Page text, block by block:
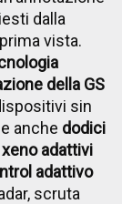
dalla
vista.
della GS
sin
anche dodici
adattivi
adattivo
scruta